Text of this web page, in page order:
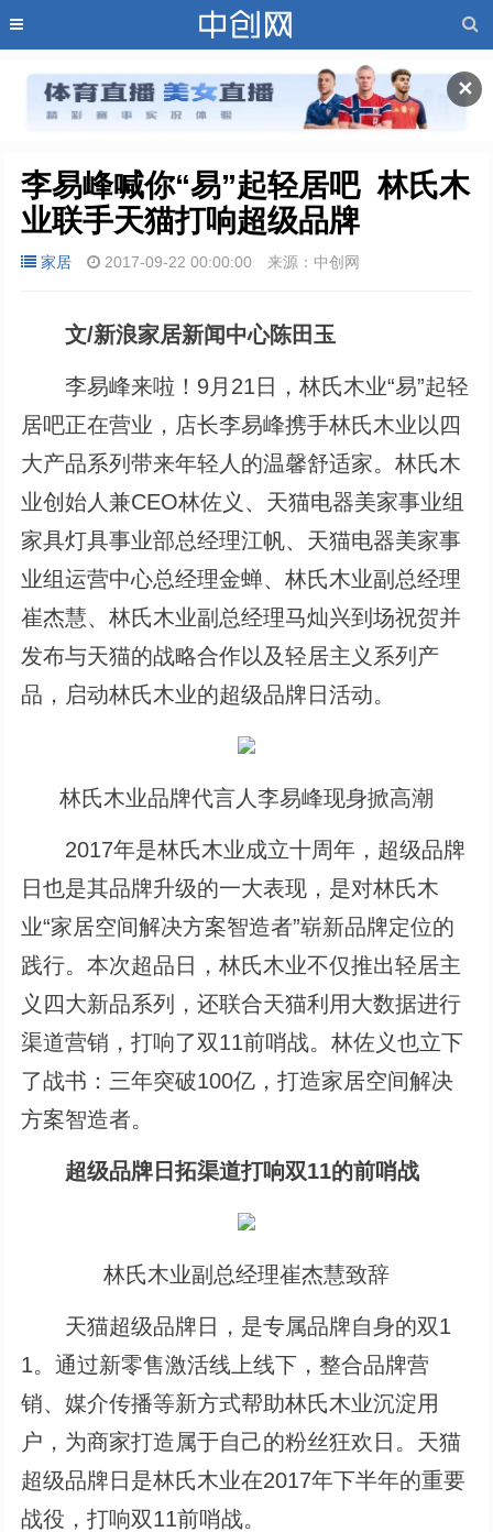
✕
李易峰喊你“易”起轻居吧  林氏木
业联手天猫打响超级品牌
家居 2017-09-22 00:00:00 来源：中创网
文/新浪家居新闻中心陈田玉
李易峰来啦！9月21日，林氏木业“易”起轻
居吧正在营业，店长李易峰携手林氏木业以四
大产品系列带来年轻人的温馨舒适家。林氏木
业创始人兼CEO林佐义、天猫电器美家事业组
家具灯具事业部总经理江帆、天猫电器美家事
业组运营中心总经理金蝉、林氏木业副总经理
崔杰慧、林氏木业副总经理马灿兴到场祝贺并
发布与天猫的战略合作以及轻居主义系列产
品，启动林氏木业的超级品牌日活动。
林氏木业品牌代言人李易峰现身掀高潮
2017年是林氏木业成立十周年，超级品牌
日也是其品牌升级的一大表现，是对林氏木
业“家居空间解决方案智造者”崭新品牌定位的
践行。本次超品日，林氏木业不仅推出轻居主
义四大新品系列，还联合天猫利用大数据进行
渠道营销，打响了双11前哨战。林佐义也立下
了战书：三年突破100亿，打造家居空间解决
方案智造者。
超级品牌日拓渠道打响双11的前哨战
林氏木业副总经理崔杰慧致辞
天猫超级品牌日，是专属品牌自身的双1
1。通过新零售激活线上线下，整合品牌营
销、媒介传播等新方式帮助林氏木业沉淀用
户，为商家打造属于自己的粉丝狂欢日。天猫
超级品牌日是林氏木业在2017年下半年的重要
战役，打响双11前哨战。